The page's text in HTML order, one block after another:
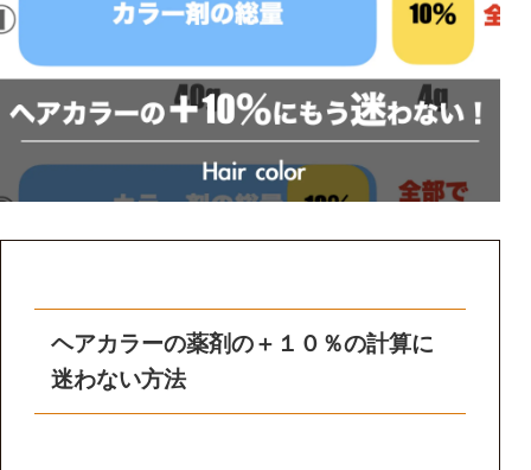
ヘアカラーの薬剤の＋１０％の計算に
迷わない方法